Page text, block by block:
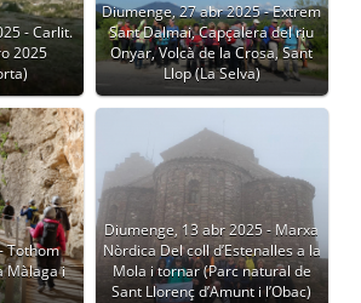
- Carlit.
2025
Diumenge, 27 abr 2025 - Extrem
Sant Dalmai, Capçalera del riu
Onyar, Volcà de la Crosa, Sant
Llop (La Selva)
Tothom
Màlaga i
Diumenge, 13 abr 2025 - Marxa
Nòrdica Del coll d’Estenalles a la
Mola i tornar (Parc natural de
Sant Llorenç d’Amunt i l’Obac)